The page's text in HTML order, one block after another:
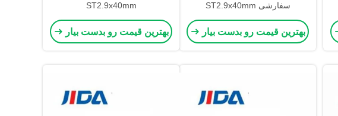
سفارشی ST2.9x40mm
بهترین قیمت رو بدست بیار
ST2.9x40mm
بهترین قیمت رو بدست بیار